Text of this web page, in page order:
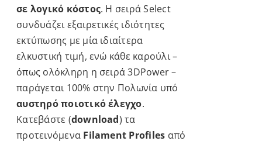
σε λογικό κόστος. Η σειρά Select
συνδυάζει εξαιρετικές ιδιότητες
εκτύπωσης με μία ιδιαίτερα
ελκυστική τιμή, ενώ κάθε καρούλι –
όπως ολόκληρη η σειρά 3DPower –
παράγεται 100% στην Πολωνία υπό
αυστηρό ποιοτικό έλεγχο.
Κατεβάστε (download) τα
προτεινόμενα Filament Profiles από